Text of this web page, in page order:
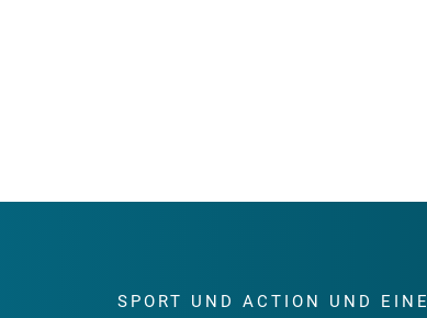
SPORT UND ACTION UND EINE